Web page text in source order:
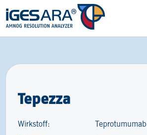
Tepezza
Wirkstoff: Teprotumumab